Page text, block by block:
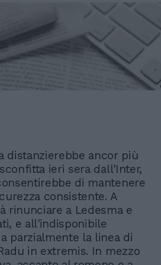
distanzierebbe ancor più
ieri sera dall'Inter,
di mantenere
consistente. A
rinunciare a Ledesma e
e all'indisponibile
parzialmente la linea di
in extremis. In mezzo